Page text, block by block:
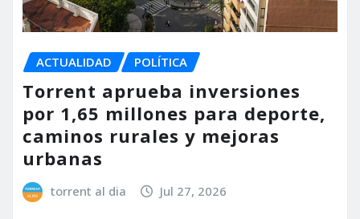
ACTUALIDAD POLÍTICA
Torrent aprueba inversiones
por 1,65 millones para deporte,
caminos rurales y mejoras
urbanas
torrent al dia Jul 27, 2026